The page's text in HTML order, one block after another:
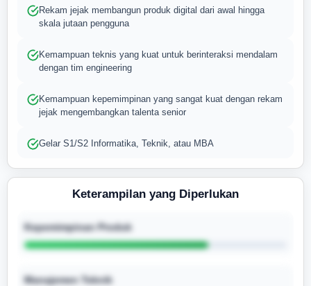
Rekam jejak membangun produk digital dari awal hingga
skala jutaan pengguna
Kemampuan teknis yang kuat untuk berinteraksi mendalam
dengan tim engineering
Kemampuan kepemimpinan yang sangat kuat dengan rekam
jejak mengembangkan talenta senior
Gelar S1/S2 Informatika, Teknik, atau MBA
Keterampilan yang Diperlukan
Kepemimpinan Produk
Manajemen Teknik